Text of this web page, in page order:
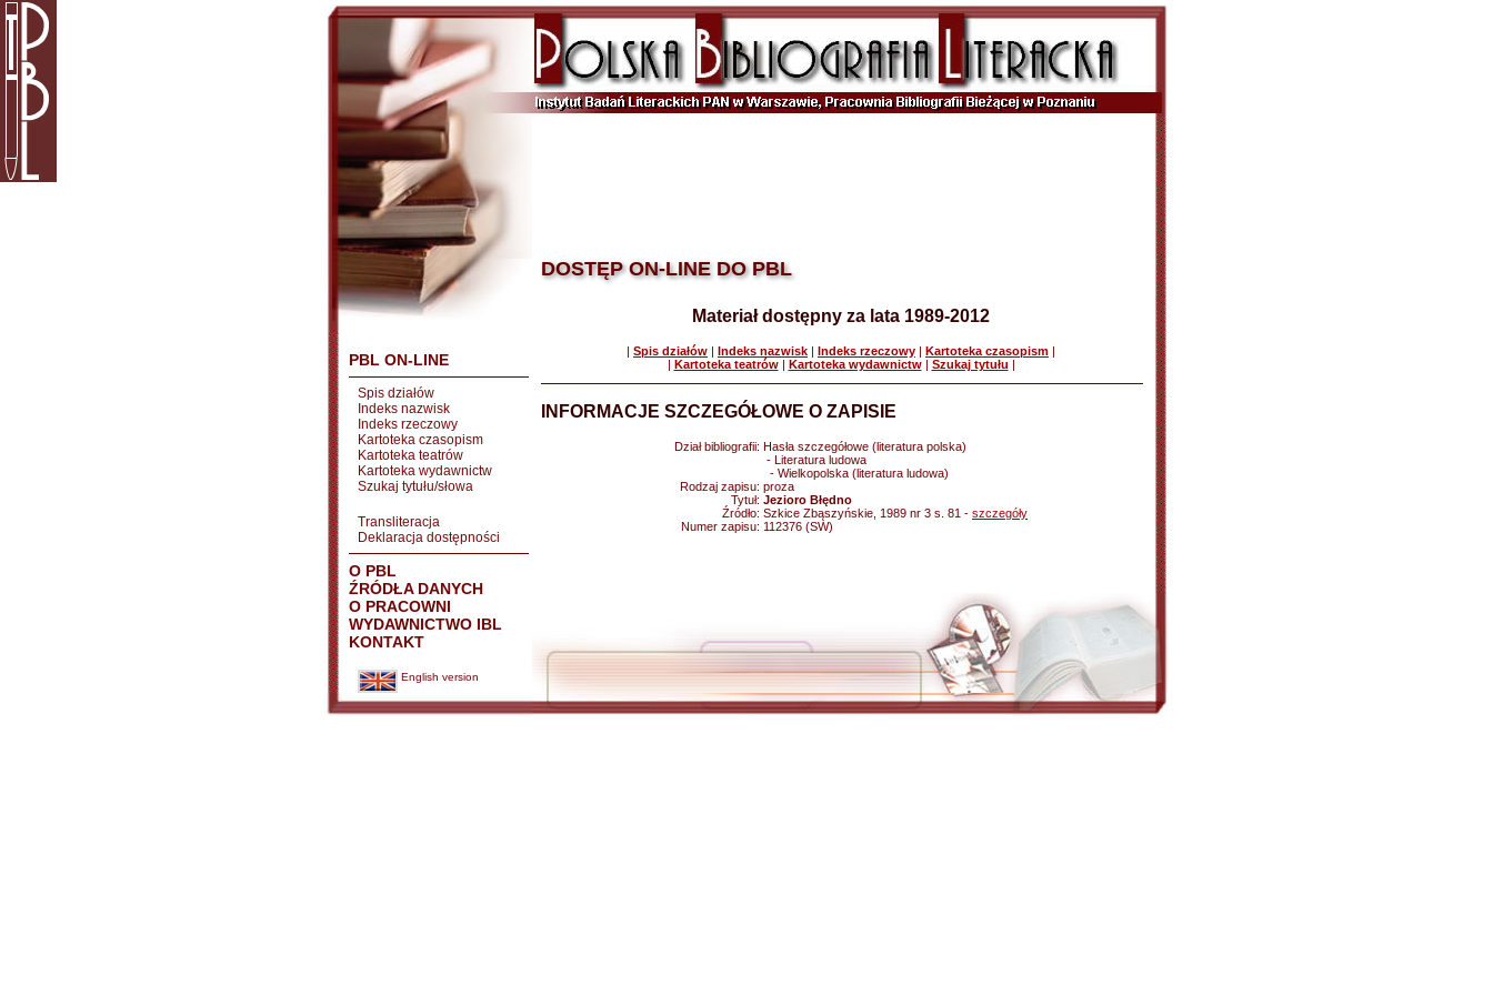
PBL ON-LINE
Spis działów
Indeks nazwisk
Indeks rzeczowy
Kartoteka czasopism
Kartoteka teatrów
Kartoteka wydawnictw
Szukaj tytułu/słowa
Transliteracja
Deklaracja dostępności
O PBL
ŹRÓDŁA DANYCH
O PRACOWNI
WYDAWNICTWO IBL
KONTAKT
English version
DOSTĘP ON-LINE DO PBL
Materiał dostępny za lata 1989-2012
| Spis działów | Indeks nazwisk | Indeks rzeczowy | Kartoteka czasopism |
| Kartoteka teatrów| Kartoteka wydawnictw| Szukaj tytułu |
INFORMACJE SZCZEGÓŁOWE O ZAPISIE
Dział bibliografii: Hasła szczegółowe (literatura polska)
- Literatura ludowa
- Wielkopolska (literatura ludowa)
Rodzaj zapisu: proza
Tytuł: Jezioro Błędno
Źródło: Szkice Zbąszyńskie, 1989 nr 3 s. 81 - szczegóły
Numer zapisu: 112376 (SW)